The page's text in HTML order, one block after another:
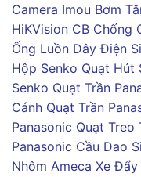
Camera Imou Bơm
HiKVision CB Chống
Ống Luồn Dây Điện
Hộp Senko Quạt Hút
Senko Quạt Trần
Cánh Quạt Trần
Panasonic Quạt Treo
Panasonic Cầu Dao
Nhôm Ameca Xe Đẩy